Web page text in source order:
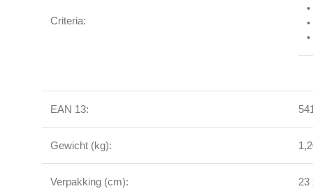
Criteria:
EAN 13:
Gewicht (kg):
Verpakking (cm): 23